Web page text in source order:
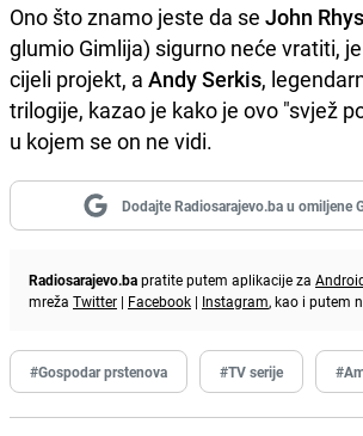
Ono što znamo jeste da se John
glumio Gimlija) sigurno neće vratiti,
cijeli projekt, a Andy Serkis,
trilogije, kazao je kako je ovo "svjež
u kojem se on ne vidi.
Dodajte Radiosarajevo.ba u omiljene
Radiosarajevo.bapratite putem aplikacije za
mreža Twitter | Facebook | Instagram, kao i putem
#Gospodar prstenova #TV serije